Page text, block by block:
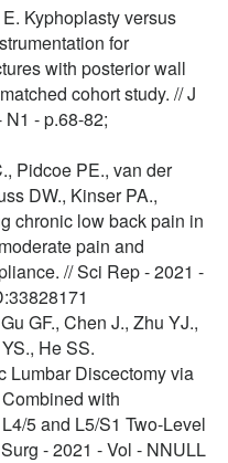
Kyphoplasty versus
for
with posterior wall
cohort study. // J
- p.68-82;
Pidcoe PE., van der
DW., Kinser PA.,
chronic low back pain in
pain and
// Sci Rep - 2021 -
GF., Chen J., Zhu YJ.,
He SS.
Lumbar Discectomy via
with
5 and L5/S1 Two-Level
- 2021 - Vol - NNULL